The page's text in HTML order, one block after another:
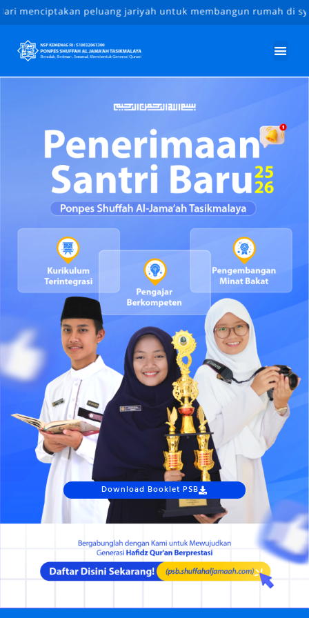
menciptakan peluang jariyah untuk membangun rumah di
Download Booklet PSB